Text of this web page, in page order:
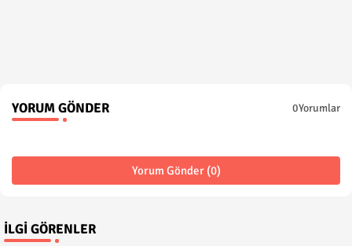
YORUM GÖNDER 0Yorumlar
Yorum Gönder (0)
İLGI GÖRENLER